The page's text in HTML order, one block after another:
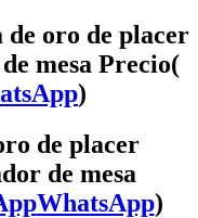
oro de placer
mesa Precio(
)
de placer
de mesa
WhatsApp)